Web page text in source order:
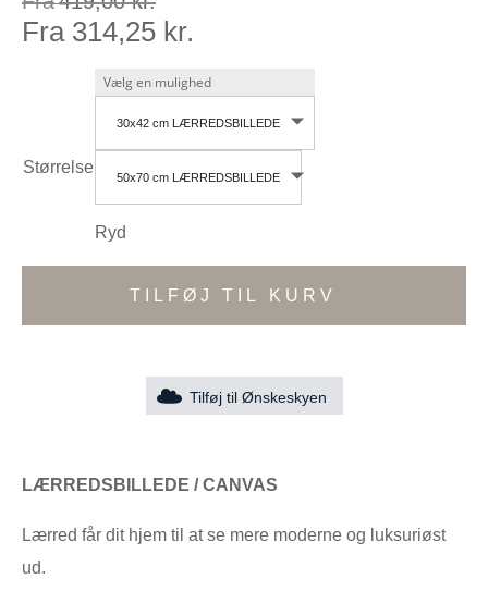
Fra 314,25 kr.
Størrelse
30x42 cm LÆRREDSBILLEDE
50x70 cm LÆRREDSBILLEDE
Ryd
TILFØJ TIL KURV
Tilføj til Ønskeskyen
LÆRREDSBILLEDE / CANVAS
Lærred får dit hjem til at se mere moderne og luksuriøst
ud.